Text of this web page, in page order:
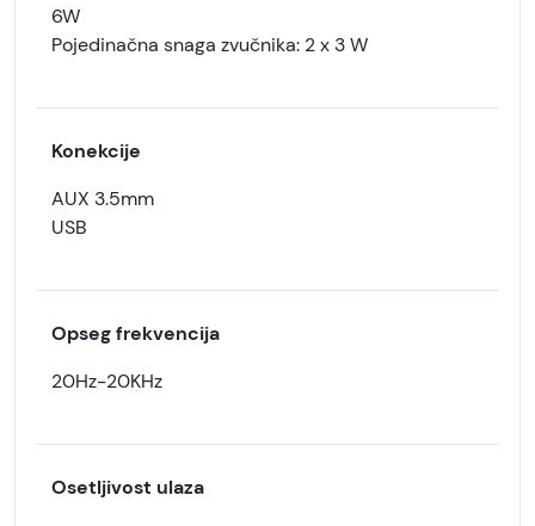
6W
Pojedinačna snaga zvučnika: 2 x 3 W
Konekcije
AUX 3.5mm
USB
Opseg frekvencija
20Hz-20KHz
Osetljivost ulaza